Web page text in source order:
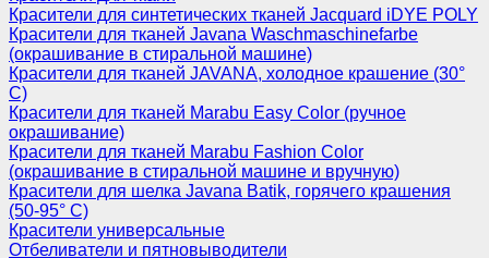
Красители для синтетических тканей Jacquard iDYE POLY
Красители для тканей Javana Waschmaschinefarbe
(окрашивание в стиральной машине)
Красители для тканей JAVANA, холодное крашение (30°
С)
Красители для тканей Marabu Easy Color (ручное
окрашивание)
Красители для тканей Marabu Fashion Color
(окрашивание в стиральной машине и вручную)
Красители для шелка Javana Batik, горячего крашения
(50-95° С)
Красители универсальные
Отбеливатели и пятновыводители